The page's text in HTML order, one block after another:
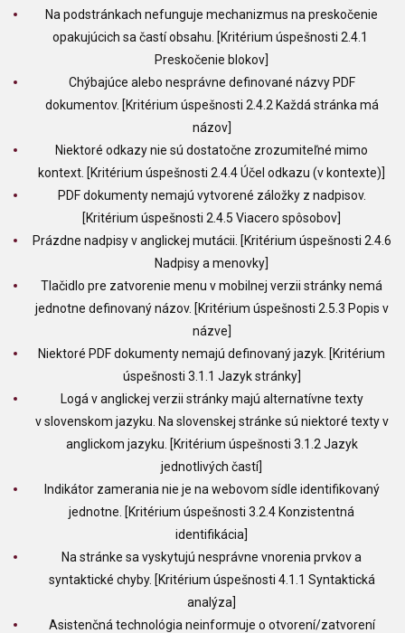
Na podstránkach nefunguje mechanizmus na preskočenie
opakujúcich sa častí obsahu. [Kritérium úspešnosti 2.4.1
Preskočenie blokov]
Chýbajúce alebo nesprávne definované názvy PDF
dokumentov. [Kritérium úspešnosti 2.4.2 Každá stránka má
názov]
Niektoré odkazy nie sú dostatočne zrozumiteľné mimo
kontext. [Kritérium úspešnosti 2.4.4 Účel odkazu (v kontexte)]
PDF dokumenty nemajú vytvorené záložky z nadpisov.
[Kritérium úspešnosti 2.4.5 Viacero spôsobov]
Prázdne nadpisy v anglickej mutácii. [Kritérium úspešnosti 2.4.6
Nadpisy a menovky]
Tlačidlo pre zatvorenie menu v mobilnej verzii stránky nemá
jednotne definovaný názov. [Kritérium úspešnosti 2.5.3 Popis v
názve]
Niektoré PDF dokumenty nemajú definovaný jazyk. [Kritérium
úspešnosti 3.1.1 Jazyk stránky]
Logá v anglickej verzii stránky majú alternatívne texty
v slovenskom jazyku. Na slovenskej stránke sú niektoré texty v
anglickom jazyku. [Kritérium úspešnosti 3.1.2 Jazyk
jednotlivých častí]
Indikátor zamerania nie je na webovom sídle identifikovaný
jednotne. [Kritérium úspešnosti 3.2.4 Konzistentná
identifikácia]
Na stránke sa vyskytujú nesprávne vnorenia prvkov a
syntaktické chyby. [Kritérium úspešnosti 4.1.1 Syntaktická
analýza]
Asistenčná technológia neinformuje o otvorení/zatvorení